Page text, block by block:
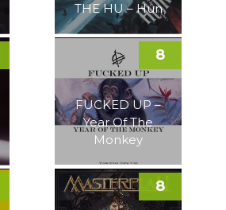
THE HU – Hun
FUCKED UP –
Year Of The
Monkey
8
8